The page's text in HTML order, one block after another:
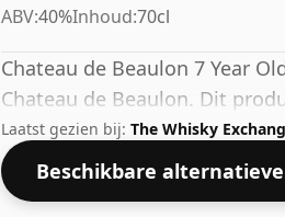
ABV:40%Inhoud:70cl
Chateau de Beaulon 7 Year
Chateau de Beaulon. Dit
Laatst gezien bij: The Whisky
Beschikbare